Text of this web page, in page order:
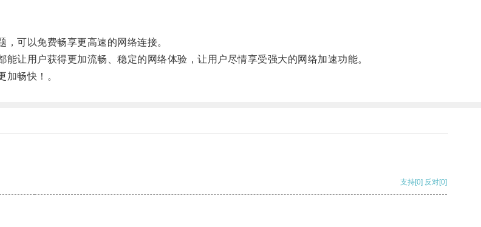
可以免费畅享更高速的网络连接。
用户获得更加流畅、稳定的网络体验，让用户尽情享受强大的网络加速功能。
畅快！。
支持[0] 反对[0]